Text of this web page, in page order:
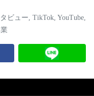
ビュー, TikTok, YouTube,